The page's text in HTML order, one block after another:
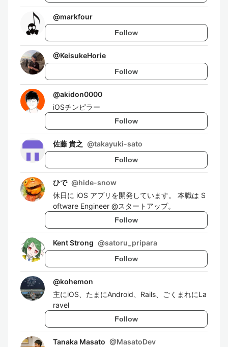
@markfour
Follow
@KeisukeHorie
Follow
@akidon0000
iOSチンピラー
Follow
佐藤 貴之 @takayuki-sato
Follow
ひで @hide-snow
休日に iOS アプリを開発しています。 本職は S
oftware Engineer @スタートアップ。
Follow
Kent Strong @satoru_pripara
Follow
@kohemon
主にiOS、たまにAndroid、Rails、ごくまれにLa
ravel
Follow
Tanaka Masato @MasatoDev